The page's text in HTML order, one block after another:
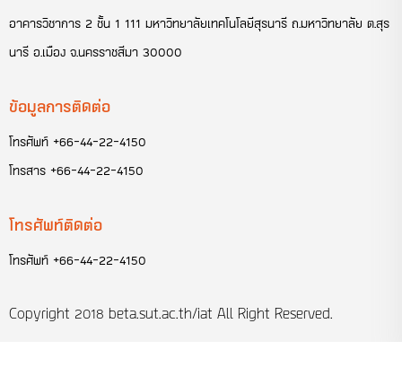
อาคารวิชาการ 2 ชั้น 1 111 มหาวิทยาลัยเทคโนโลยีสุรนารี ถ.มหาวิทยาลัย ต.สุร
นารี อ.เมือง จ.นครราชสีมา 30000
ข้อมูลการติดต่อ
โทรศัพท์ +66-44-22-4150
โทรสาร +66-44-22-4150
โทรศัพท์ติดต่อ
โทรศัพท์ +66-44-22-4150
Copyright 2018 beta.sut.ac.th/iat All Right Reserved.